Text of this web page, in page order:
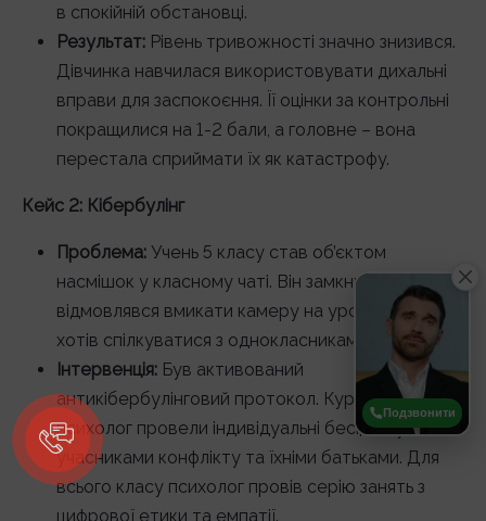
в спокійній обстановці.
Результат: Рівень тривожності значно знизився.
Дівчинка навчилася використовувати дихальні
вправи для заспокоєння. Її оцінки за контрольні
покращилися на 1-2 бали, а головне – вона
перестала сприймати їх як катастрофу.
Кейс 2: Кібербулінг
Проблема: Учень 5 класу став об’єктом
насмішок у класному чаті. Він замкнувся в собі,
відмовлявся вмикати камеру на уроках і не
хотів спілкуватися з однокласниками.
Інтервенція: Був активований
антикібербулінговий протокол. Куратор та
психолог провели індивідуальні бесіди з усіма
учасниками конфлікту та їхніми батьками. Для
всього класу психолог провів серію занять з
цифрової етики та емпатії.
Подзвонити